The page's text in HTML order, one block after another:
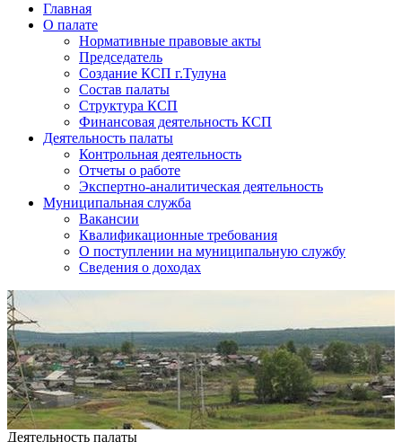
Главная
О палате
Нормативные правовые акты
Председатель
Создание КСП г.Тулуна
Состав палаты
Структура КСП
Финансовая деятельность КСП
Деятельность палаты
Контрольная деятельность
Отчеты о работе
Экспертно-аналитическая деятельность
Муниципальная служба
Вакансии
Квалификационные требования
О поступлении на муниципальную службу
Сведения о доходах
Деятельность палаты